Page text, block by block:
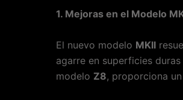
1. Mejoras en el Modelo
El nuevo modelo MKII
agarre en superficies
modelo Z8, proporciona